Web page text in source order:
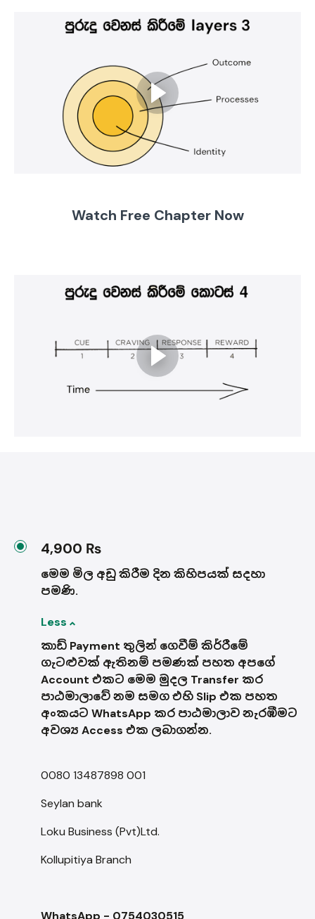
Watch Free Chapter Now
4,900 ₨
මෙම මිල අඩු කිරීම දින කිහිපයක් සදහා
පමණි.
Less
කාඩ් Payment තුලින් ගෙවීම් කිර්‍රීමේ
ගැටළුවක් ඇතිනම් පමණක් පහත අපගේ
Account එකට මෙම මුදල Transfer කර
පාඨමාලාවේ නම සමග එහි Slip එක පහත
අංකයට WhatsApp කර පාඨමාලාව නැරඹීමට
අවශ්‍ය Access එක ලබාගන්න.
0080 13487898 001
Seylan bank
Loku Business (Pvt)Ltd.
Kollupitiya Branch
WhatsApp - 0754030515